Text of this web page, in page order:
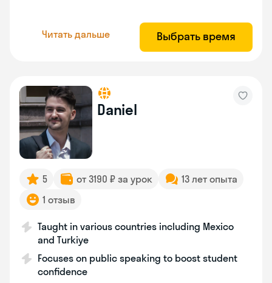
Читать дальше Выбрать время
Daniel
5 от 3190 ₽ за урок
13 лет опыта
1 отзыв
Taught in various countries including Mexico
and Turkiye
Focuses on public speaking to boost student
confidence